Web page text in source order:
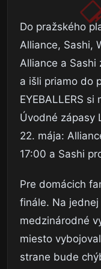
Do pražského
Alliance, Sashi,
Alliance a
a išli priamo do
EYEBALLERS
Úvodné zápasy
22. mája:
17:00 a Sashi
Pre domácich
finále. Na
medzinárodné
miesto
strane bude